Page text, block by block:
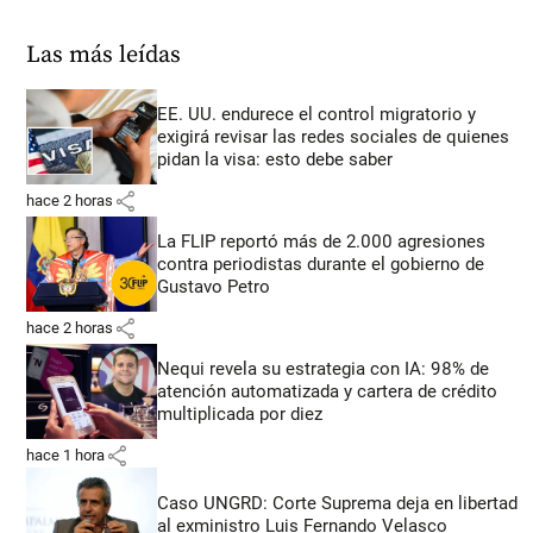
Las más leídas
EE. UU. endurece el control migratorio y
exigirá revisar las redes sociales de quienes
pidan la visa: esto debe saber
hace 2 horas share
La FLIP reportó más de 2.000 agresiones
contra periodistas durante el gobierno de
Gustavo Petro
hace 2 horas share
Nequi revela su estrategia con IA: 98% de
atención automatizada y cartera de crédito
multiplicada por diez
hace 1 hora share
Caso UNGRD: Corte Suprema deja en libertad
al exministro Luis Fernando Velasco